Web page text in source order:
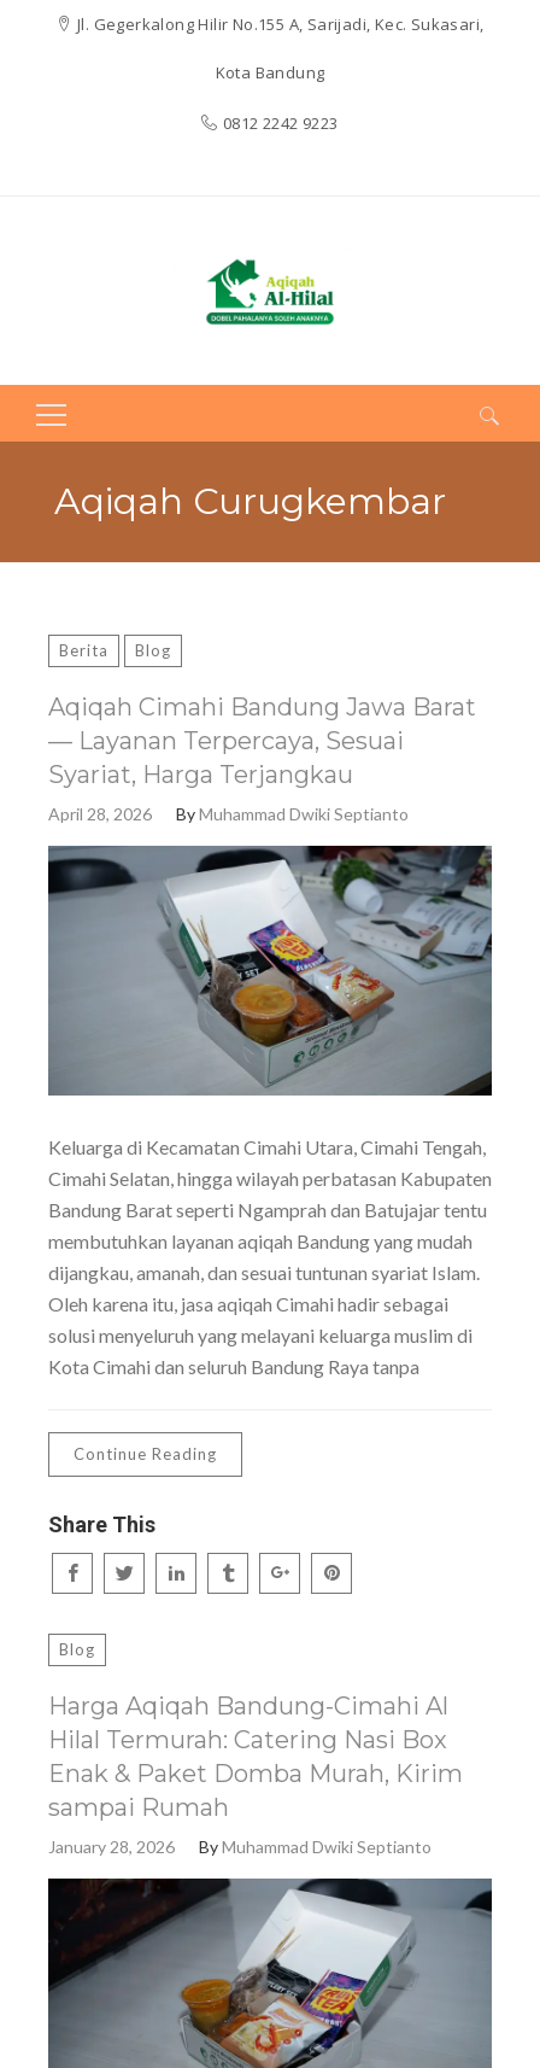
Jl. Gegerkalong Hilir No.155 A, Sarijadi, Kec. Sukasari,
Kota Bandung
0812 2242 9223
Search
Aqiqah Curugkembar
Berita Blog
Aqiqah Cimahi Bandung Jawa Barat
— Layanan Terpercaya, Sesuai
Syariat, Harga Terjangkau
April 28, 2026 ByMuhammad Dwiki Septianto
Keluarga di Kecamatan Cimahi Utara, Cimahi Tengah,
Cimahi Selatan, hingga wilayah perbatasan Kabupaten
Bandung Barat seperti Ngamprah dan Batujajar tentu
membutuhkan layanan aqiqah Bandung yang mudah
dijangkau, amanah, dan sesuai tuntunan syariat Islam.
Oleh karena itu, jasa aqiqah Cimahi hadir sebagai
solusi menyeluruh yang melayani keluarga muslim di
Kota Cimahi dan seluruh Bandung Raya tanpa
Continue Reading
Share This
Blog
Harga Aqiqah Bandung-Cimahi Al
Hilal Termurah: Catering Nasi Box
Enak & Paket Domba Murah, Kirim
sampai Rumah
January 28, 2026 ByMuhammad Dwiki Septianto